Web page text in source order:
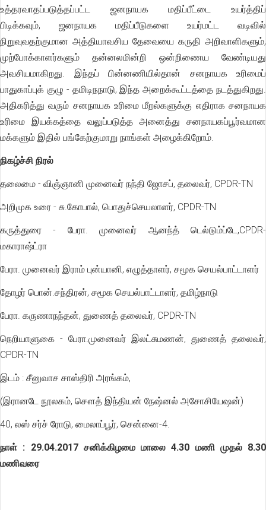
உத்தரவாதப்படுத்தப்பட்ட ஜனநாயக மதிப்பீட்டை உயர்த்திப்
பிடிக்கவும், ஜனநாயக மதிப்பீடுகளை உயர்மட்ட வடிவில்
நிறுவுவதற்குமான அத்தியாவசிய தேவையை கருதி அறிவாளிகளும்,
முற்போக்காளர்களும் தன்னலமின்றி ஒன்றிணைய வேண்டியது
அவசியமாகிறது. இந்தப் பின்னணியில்தான் சனநாயக உரிமைப்
பாதுகாப்புக் குழு - தமிடிநநாடு, இந்த அறைக்கூட்டத்தை நடத்துகிறது.
அதிகரித்து வரும் சனநாயக உரிமை மீறல்களுக்கு எதிராக சனநாயக
உரிமை இயக்கத்தை வலுப்படுத்த அனைத்து சனநாயகப்பூர்வமான
மக்களும் இதில் பங்கேற்குமாறு நாங்கள் அழைக்கிறோம்.
நிகழ்ச்சி நிரல்
தலைமை - விஞ்ஞானி முனைவர் நந்தி ஜோசப், தலைவர், CPDR-TN
அறிமுக உரை - சு.கோபால், பொதுச்செயலாளர், CPDR-TN
கருத்துரை - பேரா. முனைவர் ஆனந்த் டெல்டும்ப்டே,CPDR-
மகாராஷ்ட்ரா
பேரா. முனைவர் இராம் புன்யானி, எழுத்தாளர், சமூக செயல்பாட்டாளர்
தோழர் பொன்.சந்திரன், சமூக செயல்பாட்டாளர், தமிழ்நாடு
பேரா. கருணாநந்தன், துணைத் தலைவர், CPDR-TN
நெறியாளுகை - பேரா.முனைவர் இலட்சுமணன், துணைத் தலைவர்,
CPDR-TN
இடம் : சீனுவாச சாஸ்திரி அரங்கம்,
(இரானடே நூலகம், சௌத் இந்தியன் நேஷ்னல் அசோசியேஷன்)
40, லஸ் சர்ச் ரோடு, மைலாப்பூர், சென்னை-4.
நாள் : 29.04.2017 சனிக்கிழமை மாலை 4.30 மணி முதல் 8.30
மணிவரை